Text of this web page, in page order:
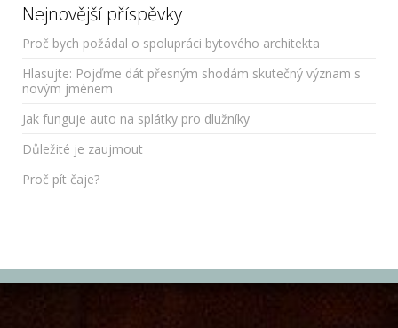
Nejnovější příspěvky
Proč bych požádal o spolupráci bytového architekta
Hlasujte: Pojďme dát přesným shodám skutečný význam s
novým jménem
Jak funguje auto na splátky pro dlužníky
Důležité je zaujmout
Proč pít čaje?